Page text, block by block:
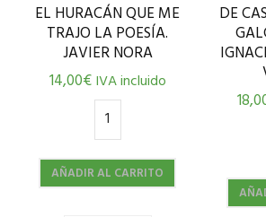
EL HURACÁN QUE ME
TRAJO LA POESÍA.
JAVIER NORA
14,00€ IVA incluido
AÑADIR AL CARRITO
DE